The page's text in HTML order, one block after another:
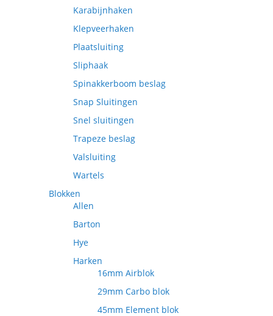
Karabijnhaken
Klepveerhaken
Plaatsluiting
Sliphaak
Spinakkerboom beslag
Snap Sluitingen
Snel sluitingen
Trapeze beslag
Valsluiting
Wartels
Blokken
Allen
Barton
Hye
Harken
16mm Airblok
29mm Carbo blok
45mm Element blok